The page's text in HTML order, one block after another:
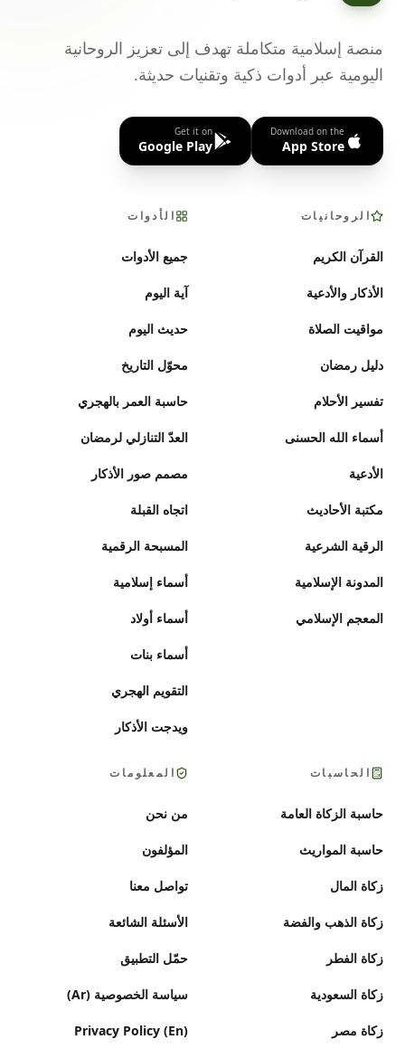
منصة إسلامية متكاملة تهدف إلى تعزيز الروحانية
اليومية عبر أدوات ذكية وتقنيات حديثة.
Download on the
App Store
Get it on
Google Play
الروحانيات
القرآن الكريم
الأذكار والأدعية
مواقيت الصلاة
دليل رمضان
تفسير الأحلام
أسماء الله الحسنى
الأدعية
مكتبة الأحاديث
الرقية الشرعية
المدونة الإسلامية
المعجم الإسلامي
الأدوات
جميع الأدوات
آية اليوم
حديث اليوم
محوّل التاريخ
حاسبة العمر بالهجري
العدّ التنازلي لرمضان
مصمم صور الأذكار
اتجاه القبلة
المسبحة الرقمية
أسماء إسلامية
أسماء أولاد
أسماء بنات
التقويم الهجري
ويدجت الأذكار
الحاسبات
حاسبة الزكاة العامة
حاسبة المواريث
زكاة المال
زكاة الذهب والفضة
زكاة الفطر
زكاة السعودية
زكاة مصر
المعلومات
من نحن
المؤلفون
تواصل معنا
الأسئلة الشائعة
حمّل التطبيق
سياسة الخصوصية (Ar)
Privacy Policy (En)